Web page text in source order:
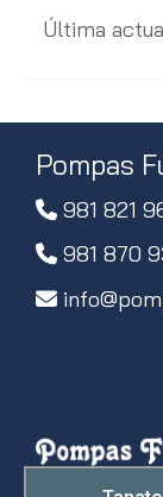
Última
Pompas
981 821
981 870
info